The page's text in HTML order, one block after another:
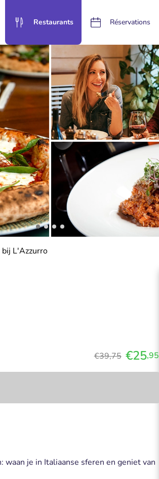
Restaurants Réservations
L'Azzurro
€39,75 €25,95
je in Italiaanse sferen en geniet van